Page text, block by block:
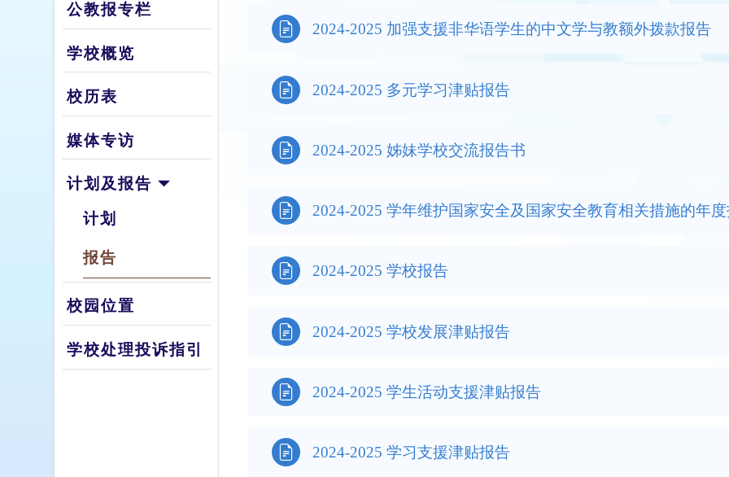
公教报专栏
学校概览
校历表
媒体专访
计划及报告
计划
报告
校园位置
学校处理投诉指引
 2024-2025 加强支援非华语学生的中文学与教额外拨款报告
 2024-2025 多元学习津贴报告
 2024-2025 姊妹学校交流报告书
 2024-2025 学年维护国家安全及国家安全教育相关措施的年
 2024-2025 学校报告
 2024-2025 学校发展津贴报告
 2024-2025 学生活动支援津贴报告
 2024-2025 学习支援津贴报告